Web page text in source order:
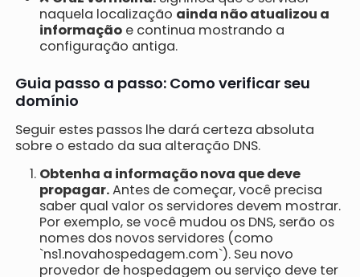
naquela localização ainda não atualizou a
informação e continua mostrando a
configuração antiga.
Guia passo a passo: Como verificar seu
domínio
Seguir estes passos lhe dará certeza absoluta
sobre o estado da sua alteração DNS.
Obtenha a informação nova que deve
propagar.Antes de começar, você precisa
saber qual valor os servidores devem mostrar.
Por exemplo, se você mudou os DNS, serão os
nomes dos novos servidores (como
`ns1.novahospedagem.com`). Seu novo
provedor de hospedagem ou serviço deve ter